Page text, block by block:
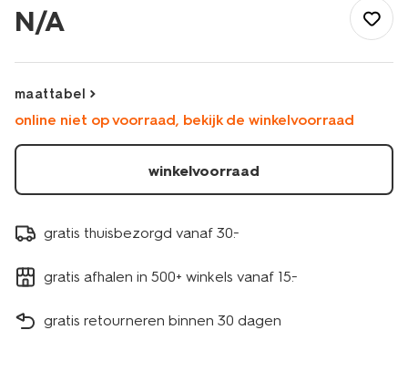
broeken/leggings/babylegging-
flared-
ecru-
33042570ECRU.html
N/A
maattabel
online niet op voorraad, bekijk de winkelvoorraad
winkelvoorraad
gratis thuisbezorgd vanaf 30.-
gratis afhalen in 500+ winkels vanaf 15.-
gratis retourneren binnen 30 dagen